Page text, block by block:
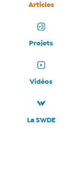
Articles
Projets
Vidéos
La SWDE